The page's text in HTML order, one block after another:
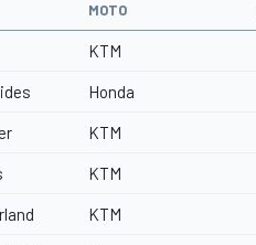
MOTO
KTM
Honda
KTM
KTM
KTM